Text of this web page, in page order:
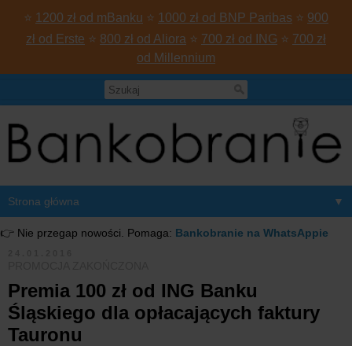
⭐ 1200 zł od mBanku ⭐ 1000 zł od BNP Paribas ⭐ 900
zł od Erste ⭐ 800 zł od Aliora ⭐ 700 zł od ING ⭐ 700 zł
od Millennium
▼
👉 Nie przegap nowości. Pomaga: Bankobranie na WhatsAppie
Premia 100 zł od ING Banku
Śląskiego dla opłacających faktury
Tauronu